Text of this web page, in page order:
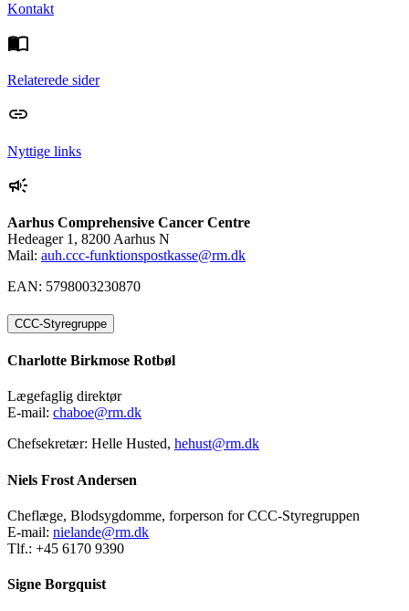
Kontakt
Relaterede sider
Nyttige links
Aarhus Comprehensive Cancer Centre
Hedeager 1, 8200 Aarhus N
Mail: auh.ccc-funktionspostkasse@rm.dk
EAN: 5798003230870
CCC-Styregruppe
Charlotte Birkmose Rotbøl
Lægefaglig direktør
E-mail: chaboe@rm.dk
Chefsekretær: Helle Husted, hehust@rm.dk
Niels Frost Andersen
Cheflæge, Blodsygdomme, forperson for CCC-Styregruppen
E-mail: nielande@rm.dk
Tlf.: +45 6170 9390
Signe Borgquist